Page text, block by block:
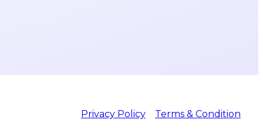
Privacy Policy Terms & Condition